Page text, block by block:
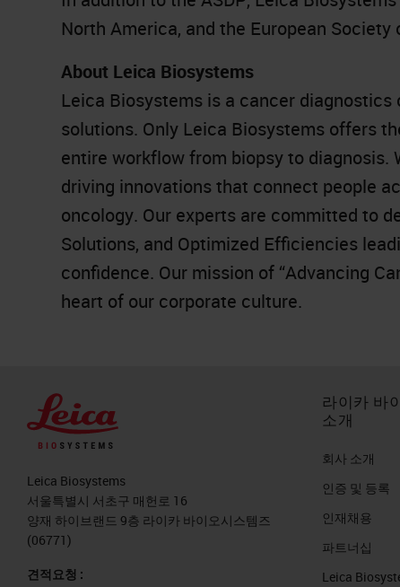
North America, and the European
About Leica Biosystems
Leica Biosystems is a cancer
solutions. Only Leica Biosystems offers
entire workflow from biopsy to diagnosis.
driving innovations that connect people
oncology. Our experts are committed to
Solutions, and Optimized Efficiencies
confidence. Our mission of “Advancing
heart of our corporate culture.
Leica Biosystems
서울특별시 서초구 매헌로 16
양재 하이브랜드 9층 라이카 바이오시스템즈
(06771)
견적요청 :
라이카 바
소개
회사 소개
인증 및 등록
인재채용
파트너십
Leica